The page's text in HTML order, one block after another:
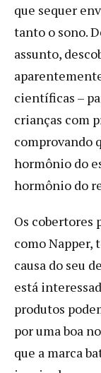
que sequer
tanto o sono.
assunto,
científicas –
crianças com
comprovando
hormônio do
hormônio do
Os cobertores
como Napper,
causa do seu
está
produtos
por uma boa
que a marca